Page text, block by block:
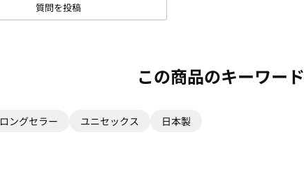
質問を投稿
この商品のキーワード
ロングセラー ユニセックス 日本製